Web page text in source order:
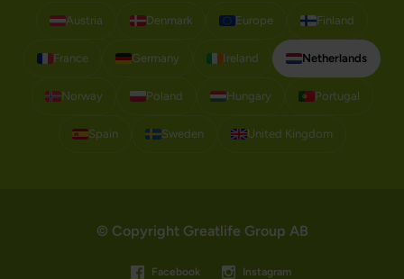
Austria Denmark Europe Finland
France Germany Ireland Netherlands
Norway Poland Hungary Portugal
Spain Sweden United Kingdom
© Copyright Greatlife Group AB
Facebook Instagram